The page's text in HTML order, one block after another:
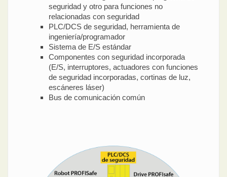
seguridad y otro para funciones no
relacionadas con seguridad
PLC/DCS de seguridad, herramienta de
ingeniería/programador
Sistema de E/S estándar
Componentes con seguridad incorporada
(E/S, interruptores, actuadores con funciones
de seguridad incorporadas, cortinas de luz,
escáneres láser)
Bus de comunicación común